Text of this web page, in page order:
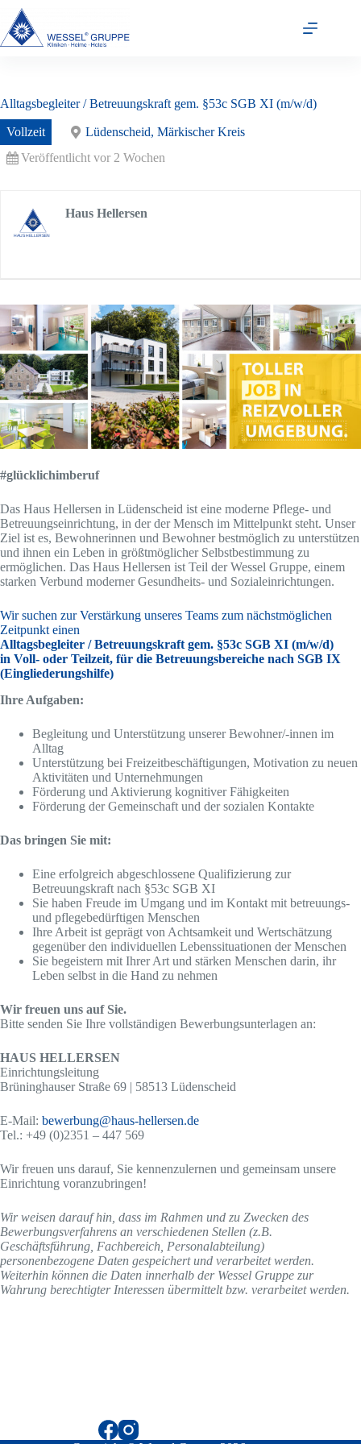
Zum
Inhalt
springen
Alltagsbegleiter / Betreuungskraft gem. §53c SGB XI (m/w/d)
Vollzeit
Lüdenscheid, Märkischer Kreis
Veröffentlicht vor 2 Wochen
Haus Hellersen
#glücklichimberuf
Das Haus Hellersen in Lüdenscheid ist eine moderne Pflege- und
Betreuungseinrichtung, in der der Mensch im Mittelpunkt steht. Unser
Ziel ist es, Bewohnerinnen und Bewohner bestmöglich zu unterstützen
und ihnen ein Leben in größtmöglicher Selbstbestimmung zu
ermöglichen. Das Haus Hellersen ist Teil der Wessel Gruppe, einem
starken Verbund moderner Gesundheits- und Sozialeinrichtungen.
Wir suchen zur Verstärkung unseres Teams zum nächstmöglichen
Zeitpunkt einen
Alltagsbegleiter / Betreuungskraft gem. §53c SGB XI (m/w/d)
in Voll- oder Teilzeit, für die Betreuungsbereiche nach SGB IX
(Eingliederungshilfe)
Ihre Aufgaben:
Begleitung und Unterstützung unserer Bewohner/-innen im
Alltag
Unterstützung bei Freizeitbeschäftigungen, Motivation zu neuen
Aktivitäten und Unternehmungen
Förderung und Aktivierung kognitiver Fähigkeiten
Förderung der Gemeinschaft und der sozialen Kontakte
Das bringen Sie mit:
Eine erfolgreich abgeschlossene Qualifizierung zur
Betreuungskraft nach §53c SGB XI
Sie haben Freude im Umgang und im Kontakt mit betreuungs-
und pflegebedürftigen Menschen
Ihre Arbeit ist geprägt von Achtsamkeit und Wertschätzung
gegenüber den individuellen Lebenssituationen der Menschen
Sie begeistern mit Ihrer Art und stärken Menschen darin, ihr
Leben selbst in die Hand zu nehmen
Wir freuen uns auf Sie.
Bitte senden Sie Ihre vollständigen Bewerbungsunterlagen an:
HAUS HELLERSEN
Einrichtungsleitung
Brüninghauser Straße 69 | 58513 Lüdenscheid
E-Mail: bewerbung@haus-hellersen.de
Tel.: +49 (0)2351 – 447 569
Wir freuen uns darauf, Sie kennenzulernen und gemeinsam unsere
Einrichtung voranzubringen!
Wir weisen darauf hin, dass im Rahmen und zu Zwecken des
Bewerbungsverfahrens an verschiedenen Stellen (z.B.
Geschäftsführung, Fachbereich, Personalabteilung)
personenbezogene Daten gespeichert und verarbeitet werden.
Weiterhin können die Daten innerhalb der Wessel Gruppe zur
Wahrung berechtigter Interessen übermittelt bzw. verarbeitet werden.